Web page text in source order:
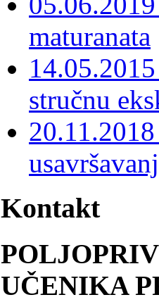
maturanata
stručnu
Kontakt
UČENIKA